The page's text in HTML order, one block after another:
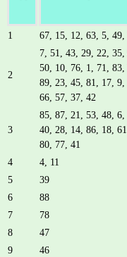
1 67, 15, 12, 63, 5, 49,
2
7, 51, 43, 29, 22,
50, 10, 76, 1, 71,
89, 23, 45, 81, 17,
66, 57, 37, 42
3
85, 87, 21, 53, 48,
40, 28, 14, 86, 18,
80, 77, 41
4 4, 11
5
39
6
88
7
78
8
47
9
46